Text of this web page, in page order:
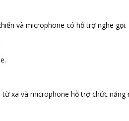
và microphone có hỗ trợ nghe gọi.
xa và microphone hỗ trợ chức